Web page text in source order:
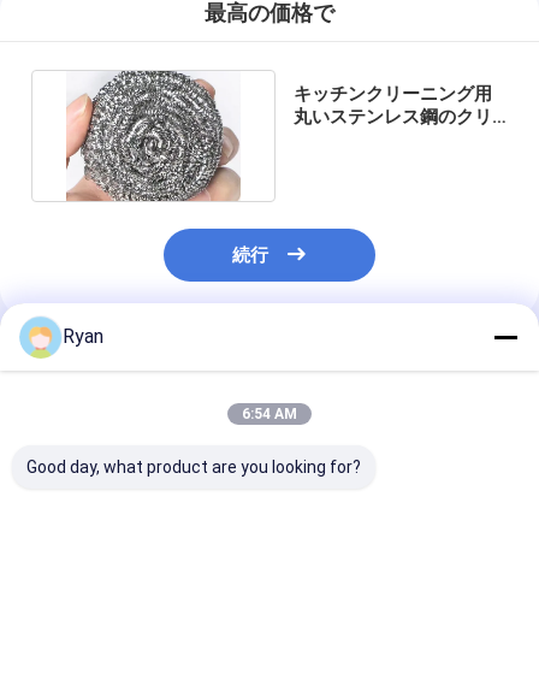
最高の価格で
キッチンクリーニング用
丸いステンレス鋼のクリ
続行
推薦されたプロダクト
Ryan
6:54 AM
Good day, what product are you looking for?